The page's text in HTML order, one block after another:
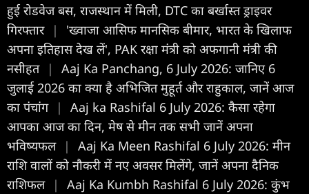
हुई रोडवेज बस, राजस्थान में मिली, DTC का बर्खास्त ड्राइवर
गिरफ्तार |
'ख्वाजा आसिफ मानसिक बीमार, भारत के खिलाफ
अपना इतिहास देख लें', PAK रक्षा मंत्री को अफगानी मंत्री की
नसीहत |
Aaj Ka Panchang, 6 July 2026: जानिए 6
जुलाई 2026 का क्या है अभिजित मुहूर्त और राहुकाल, जानें आज
का पंचांग |
Aaj ka Rashifal 6 July 2026: कैसा रहेगा
आपका आज का द‍िन, मेष से मीन तक सभी जानें अपना
भविष्यफल |
Aaj Ka Meen Rashifal 6 July 2026: मीन
राशि वालों को नौकरी में नए अवसर मिलेंगे, जानें अपना दैनिक
राशिफल |
Aaj Ka Kumbh Rashifal 6 July 2026: कुंभ